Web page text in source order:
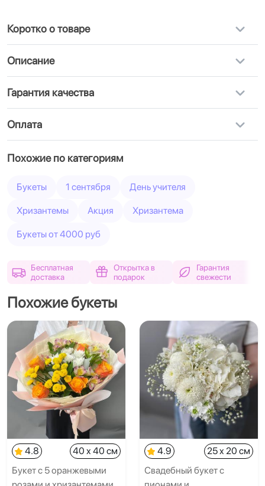
Коротко о товаре
Описание
Гарантия качества
Оплата
Похожие по категориям
Букеты 1 сентября День учителя
Хризантемы Акция Хризантема
Букеты от 4000 руб
Бесплатная
доставка
Открытка в
подарок
Гарантия
свежести
Похожие букеты
4.8
40 x 40 см
Букет с 5 оранжевыми
4.9
25 x 20 см
Свадебный букет с